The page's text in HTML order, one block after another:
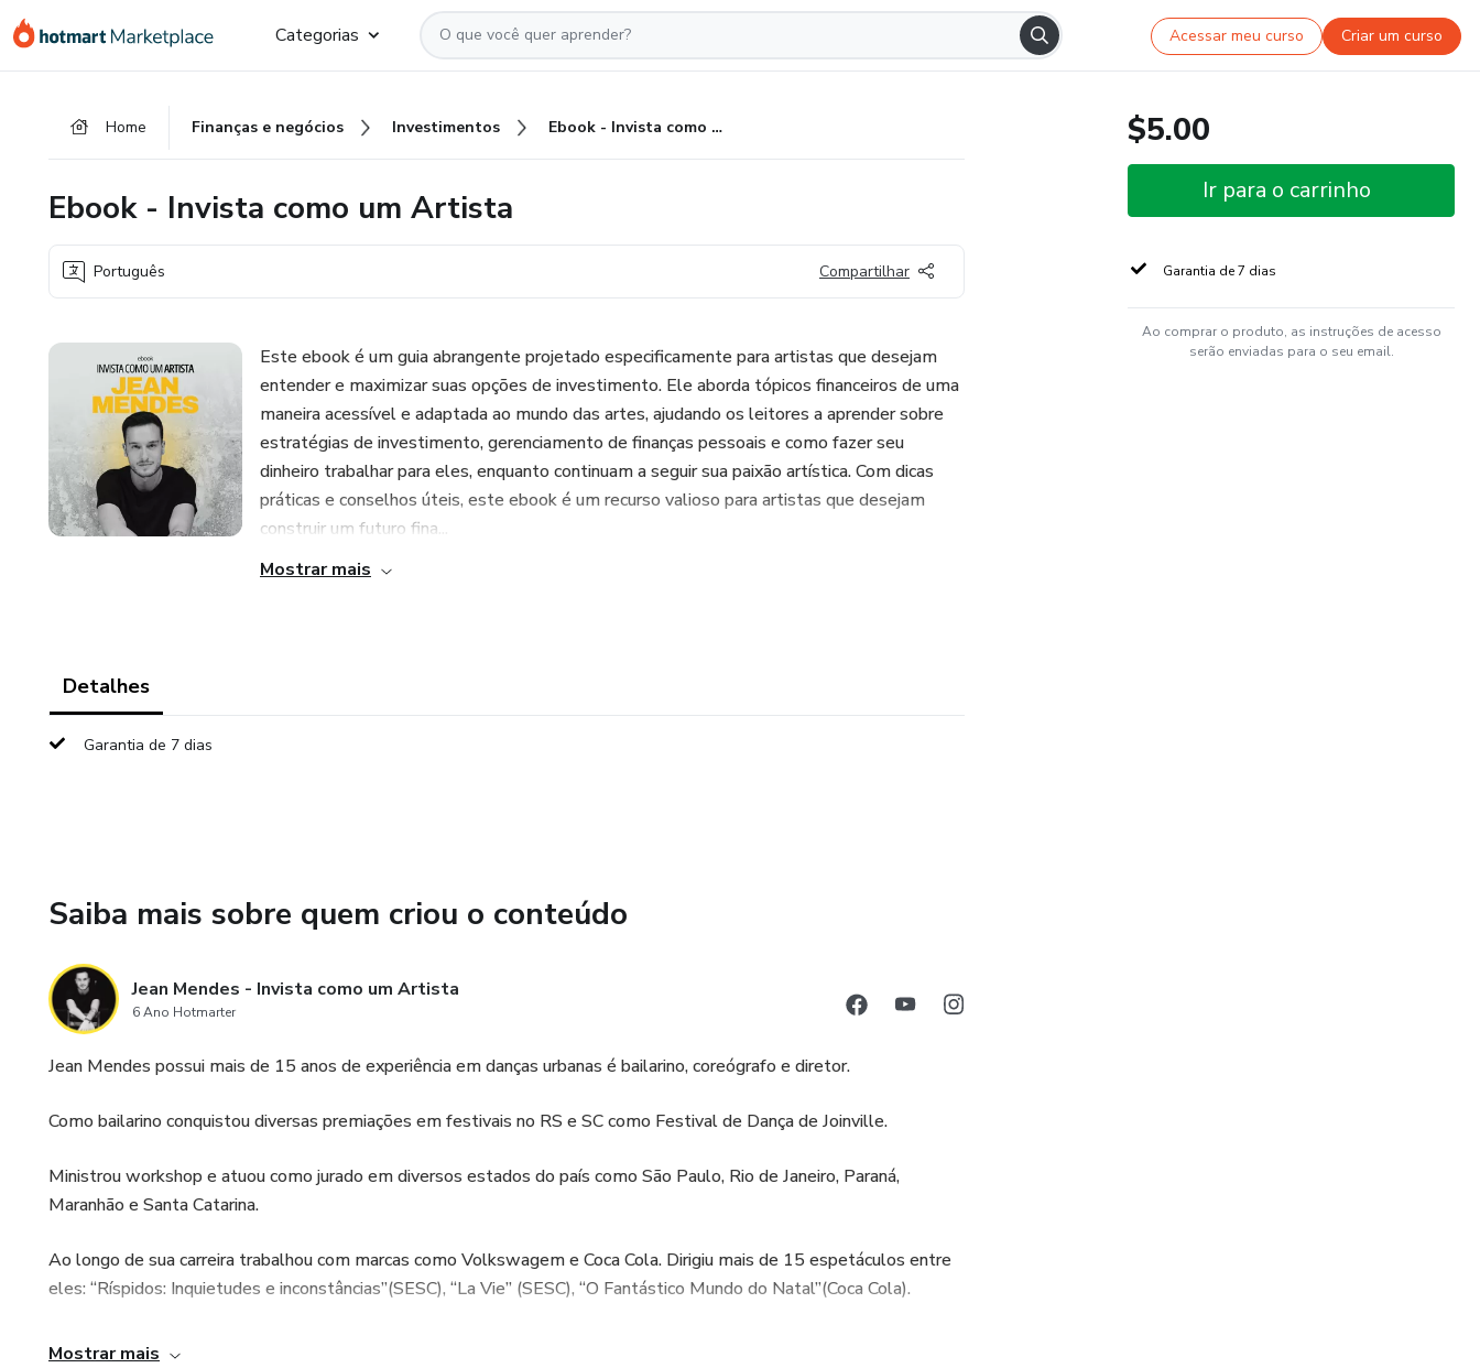
para
para
para
Categorias Acessar meu curso Criar um curso
Home Finanças e negócios Investimentos Ebook - Invista como um Artista
Ebook - Invista como um Artista
Português Compartilhar
Este ebook é um guia abrangente projetado especificamente para artistas que desejam
entender e maximizar suas opções de investimento. Ele aborda tópicos financeiros de uma
maneira acessível e adaptada ao mundo das artes, ajudando os leitores a aprender sobre
estratégias de investimento, gerenciamento de finanças pessoais e como fazer seu
dinheiro trabalhar para eles, enquanto continuam a seguir sua paixão artística. Com dicas
práticas e conselhos úteis, este ebook é um recurso valioso para artistas que desejam
construir um futuro fina...
Mostrar mais
Detalhes
Garantia de 7 dias
Saiba mais sobre quem criou o conteúdo
Jean Mendes - Invista como um Artista
6 Ano Hotmarter
Jean Mendes possui mais de 15 anos de experiência em danças urbanas é bailarino, coreógrafo e diretor.
Como bailarino conquistou diversas premiações em festivais no RS e SC como Festival de Dança de Joinville.
Ministrou workshop e atuou como jurado em diversos estados do país como São Paulo, Rio de Janeiro, Paraná,
Maranhão e Santa Catarina.
Ao longo de sua carreira trabalhou com marcas como Volkswagem e Coca Cola. Dirigiu mais de 15 espetáculos entre
eles: “Ríspidos: Inquietudes e inconstâncias”(SESC), “La Vie” (SESC), “O Fantástico Mundo do Natal”(Coca Cola).
É sócio proprietário da Vintage Dance Studio em Santa Maria – RS, atua como Educador Financeiro para Artistas com
Mostrar mais
$5.00
Ir para o carrinho
Garantia de 7 dias
Ao comprar o produto, as instruções de acesso
serão enviadas para o seu email.